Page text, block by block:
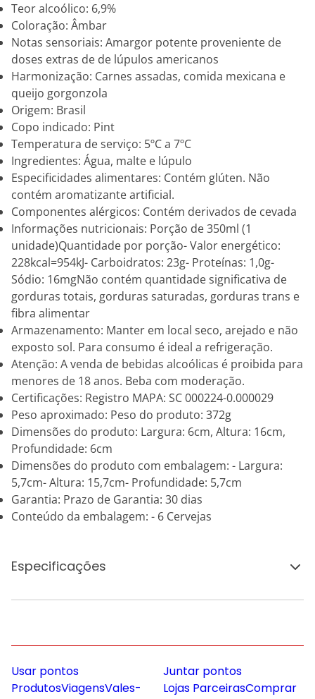
Teor alcoólico: 6,9%
Coloração: Âmbar
Notas sensoriais: Amargor potente proveniente de
doses extras de de lúpulos americanos
Harmonização: Carnes assadas, comida mexicana e
queijo gorgonzola
Origem: Brasil
Copo indicado: Pint
Temperatura de serviço: 5ºC a 7ºC
Ingredientes: Água, malte e lúpulo
Especificidades alimentares: Contém glúten. Não
contém aromatizante artificial.
Componentes alérgicos: Contém derivados de cevada
Informações nutricionais: Porção de 350ml (1
unidade)Quantidade por porção- Valor energético:
228kcal=954kJ- Carboidratos: 23g- Proteínas: 1,0g-
Sódio: 16mgNão contém quantidade significativa de
gorduras totais, gorduras saturadas, gorduras trans e
fibra alimentar
Armazenamento: Manter em local seco, arejado e não
exposto sol. Para consumo é ideal a refrigeração.
Atenção: A venda de bebidas alcoólicas é proibida para
menores de 18 anos. Beba com moderação.
Certificações: Registro MAPA: SC 000224-0.000029
Peso aproximado: Peso do produto: 372g
Dimensões do produto: Largura: 6cm, Altura: 16cm,
Profundidade: 6cm
Dimensões do produto com embalagem: - Largura:
5,7cm- Altura: 15,7cm- Profundidade: 5,7cm
Garantia: Prazo de Garantia: 30 dias
Conteúdo da embalagem: - 6 Cervejas
Especificações
Usar pontos
ProdutosViagensVales-
Juntar pontos
Lojas ParceirasComprar